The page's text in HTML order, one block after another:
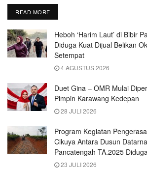
READ MORE
Heboh ‘Harim Laut’ di Bibir
Diduga Kuat Dijual Belikan
Setempat
4 AGUSTUS 2026
Duet Gina – OMR Mulai
Pimpin Karawang Kedepan
28 JULI 2026
Program Kegiatan
Cikuya Antara Dusun
Pancatengah TA.2025
23 JULI 2026